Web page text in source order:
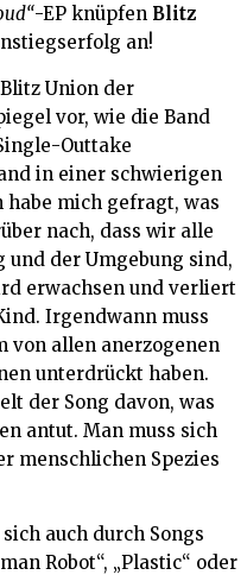
-EP knüpfen Blitz
an!
Union der
vor, wie die Band
Outtake
in einer schwierigen
habe mich gefragt, was
nach, dass wir alle
und der Umgebung sind,
erwachsen und verliert
Irgendwann muss
von allen anerzogenen
unterdrückt haben.
der Song davon, was
antut. Man muss sich
menschlichen Spezies
auch durch Songs
Robot“, „Plastic“ oder